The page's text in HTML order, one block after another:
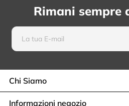
Rimani sempre
Chi Siamo
Informazioni negozio